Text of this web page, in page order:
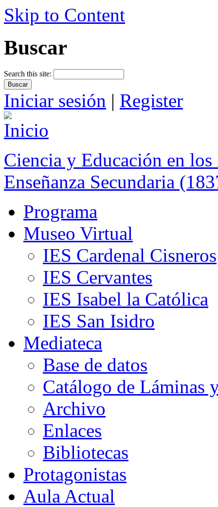
Skip to Content
Buscar
Search this site:
Iniciar sesión | Register
Ciencia y Educación en
Enseñanza Secundaria
Programa
Museo Virtual
IES Cardenal Cisneros
IES Cervantes
IES Isabel la Católica
IES San Isidro
Mediateca
Base de datos
Catálogo de Láminas
Archivo
Enlaces
Bibliotecas
Protagonistas
Aula Actual